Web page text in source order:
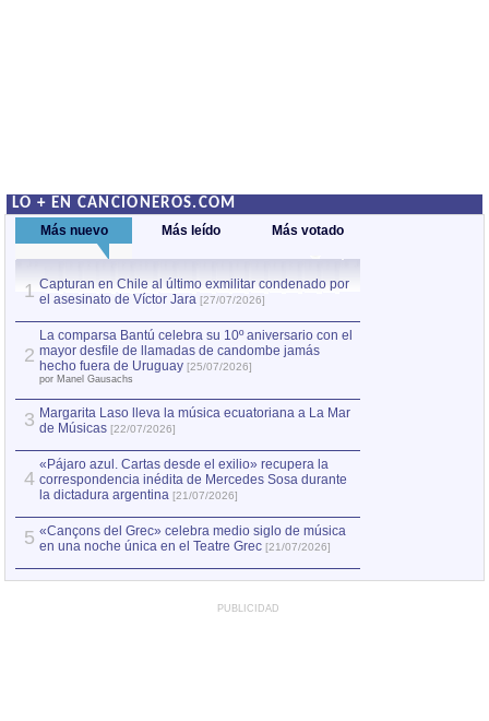
LO + EN CANCIONEROS.COM
Más nuevo Más leído Más votado
1 Capturan en Chile al último exmilitar condenado por
el asesinato de Víctor Jara [27/07/2026]
2
La comparsa Bantú celebra su 10º aniversario con el
mayor desfile de llamadas de candombe jamás
hecho fuera de Uruguay [25/07/2026]
por Manel Gausachs
3 Margarita Laso lleva la música ecuatoriana a La Mar
de Músicas [22/07/2026]
4
«Pájaro azul. Cartas desde el exilio» recupera la
correspondencia inédita de Mercedes Sosa durante
la dictadura argentina [21/07/2026]
5 «Cançons del Grec» celebra medio siglo de música
en una noche única en el Teatre Grec [21/07/2026]
PUBLICIDAD